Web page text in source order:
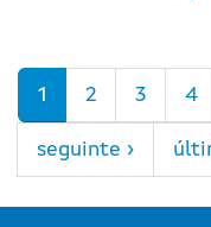
Páxinas
1 2 3 4
seguinte ›